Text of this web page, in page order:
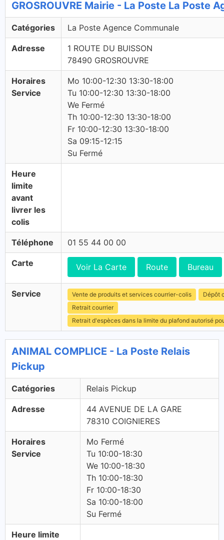
GROSROUVRE Mairie - La Poste La Poste
Catégories La Poste Agence Communale
Adresse
1 ROUTE DU BUISSON
78490 GROSROUVRE
Horaires
Service
Mo 10:00-12:30 13:30-18:00
Tu 10:00-12:30 13:30-18:00
We Fermé
Th 10:00-12:30 13:30-18:00
Fr 10:00-12:30 13:30-18:00
Sa 09:15-12:15
Su Fermé
Heure
limite
avant
livrer les
colis
Téléphone 01 55 44 00 00
Carte Voir La Carte Route Bureau
Service Vente de produits et services courrier-colis
Dépôt
Retrait courrier
Retrait d'espèces dans la limite du plafond autorisé
ANIMAL COMPLICE - La Poste Relais
Pickup
Catégories Relais Pickup
Adresse
44 AVENUE DE LA GARE
78310 COIGNIERES
Horaires
Service
Mo Fermé
Tu 10:00-18:30
We 10:00-18:30
Th 10:00-18:30
Fr 10:00-18:30
Sa 10:00-18:00
Su Fermé
Heure limite